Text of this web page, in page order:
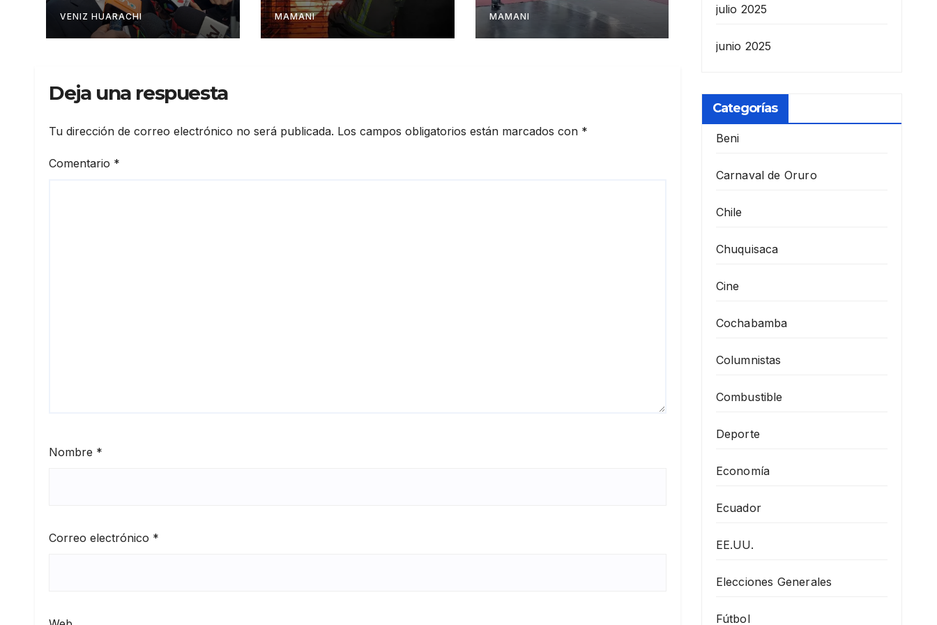
VENIZ HUARACHI MAMANI
Bolivia
MAMANI
Deja una respuesta
Tu dirección de correo electrónico no será publicada. Los campos obligatorios están marcados con *
Comentario *
Nombre *
Correo electrónico *
julio 2025
junio 2025
Categorías
Beni
Carnaval de Oruro
Chile
Chuquisaca
Cine
Cochabamba
Columnistas
Combustible
Deporte
Economía
Ecuador
EE.UU.
Elecciones Generales
Fútbol